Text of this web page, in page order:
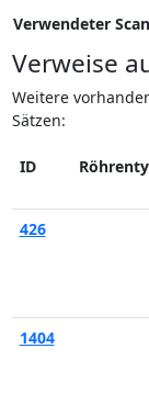
Verwendeter
Verweise
Weitere
Sätzen:
ID
426
1404